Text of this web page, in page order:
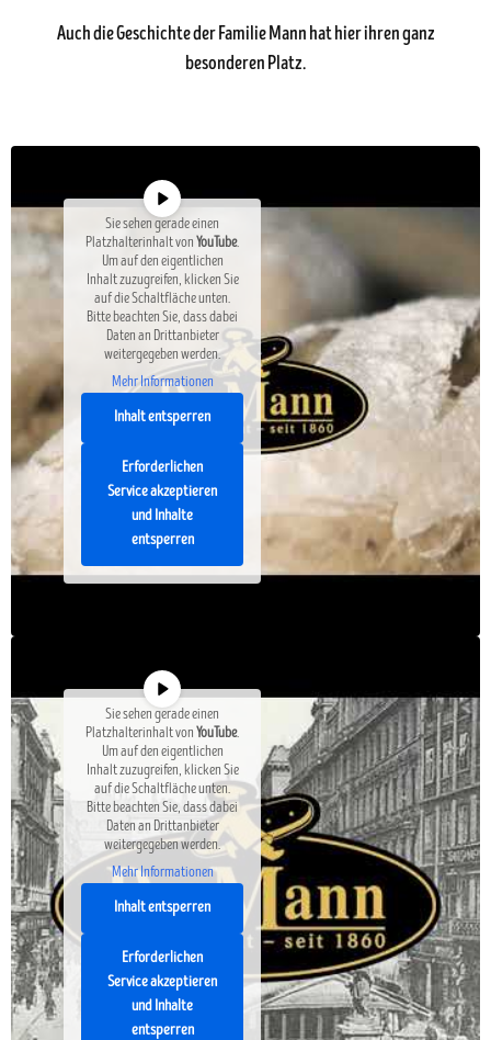
Auch die Geschichte der Familie Mann hat hier ihren ganz
besonderen Platz.
Sie sehen gerade einen
Platzhalterinhalt von YouTube.
Um auf den eigentlichen
Inhalt zuzugreifen, klicken Sie
auf die Schaltfläche unten.
Bitte beachten Sie, dass dabei
Daten an Drittanbieter
weitergegeben werden.
Mehr Informationen
Inhalt entsperren
Erforderlichen
Service akzeptieren
und Inhalte
entsperren
Sie sehen gerade einen
Platzhalterinhalt von YouTube.
Um auf den eigentlichen
Inhalt zuzugreifen, klicken Sie
auf die Schaltfläche unten.
Bitte beachten Sie, dass dabei
Daten an Drittanbieter
weitergegeben werden.
Mehr Informationen
Inhalt entsperren
Erforderlichen
Service akzeptieren
und Inhalte
entsperren